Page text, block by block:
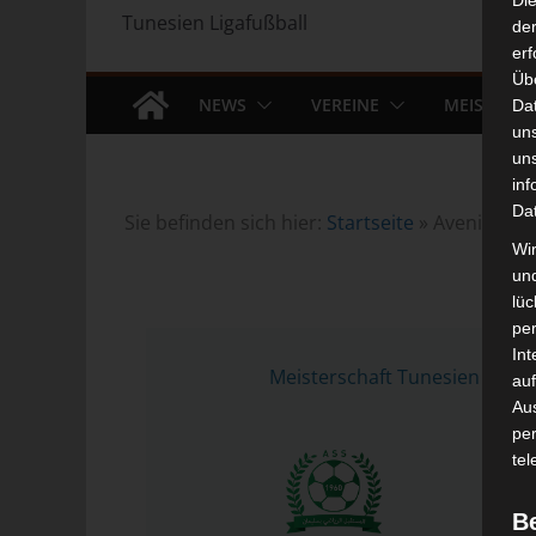
Tunesien Ligafußball
NEWS VEREINE
Sie befinden sich hier: Startseite » Avenir
10
Meisterschaft Tunesien